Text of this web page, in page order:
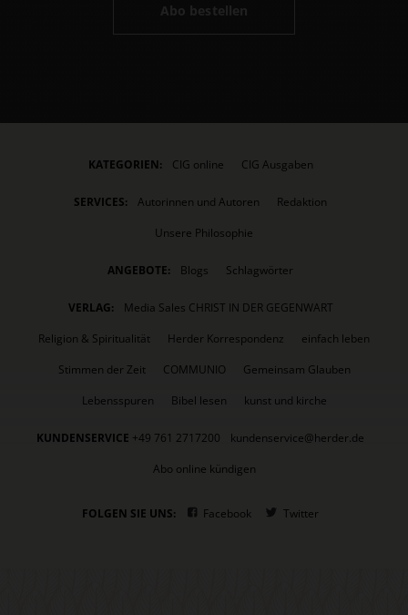
Abo bestellen
KATEGORIEN: CIG online CIG Ausgaben
SERVICES: Autorinnen und Autoren
Redaktion
Unsere Philosophie
ANGEBOTE: Blogs Schlagwörter
VERLAG:
Media Sales CHRIST IN DER GEGENWART
Religion & Spiritualität
Herder Korrespondenz
einfach leben
Stimmen der Zeit
COMMUNIO
Gemeinsam Glauben
Lebensspuren
Bibel lesen kunst und kirche
KUNDENSERVICE +49 761 2717200
kundenservice@herder.de
Abo online kündigen
FOLGEN SIE UNS: Facebook Twitter